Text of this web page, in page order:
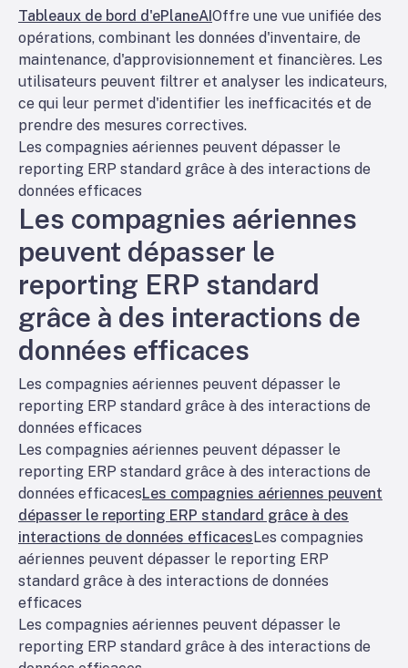
Tableaux de bord d'ePlaneAI Offre une vue unifiée des
opérations, combinant les données d'inventaire, de
maintenance, d'approvisionnement et financières. Les
utilisateurs peuvent filtrer et analyser les indicateurs,
ce qui leur permet d'identifier les inefficacités et de
prendre des mesures correctives.
Les compagnies aériennes peuvent dépasser le
reporting ERP standard grâce à des interactions de
données efficaces
Les compagnies aériennes
peuvent dépasser le
reporting ERP standard
grâce à des interactions de
données efficaces
Les compagnies aériennes peuvent dépasser le
reporting ERP standard grâce à des interactions de
données efficaces
Les compagnies aériennes peuvent dépasser le
reporting ERP standard grâce à des interactions de
données efficacesLes compagnies aériennes peuvent
dépasser le reporting ERP standard grâce à des
interactions de données efficaces Les compagnies
aériennes peuvent dépasser le reporting ERP
standard grâce à des interactions de données
efficaces
Les compagnies aériennes peuvent dépasser le
reporting ERP standard grâce à des interactions de